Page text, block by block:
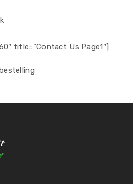
title=”Contact Us Page1″]